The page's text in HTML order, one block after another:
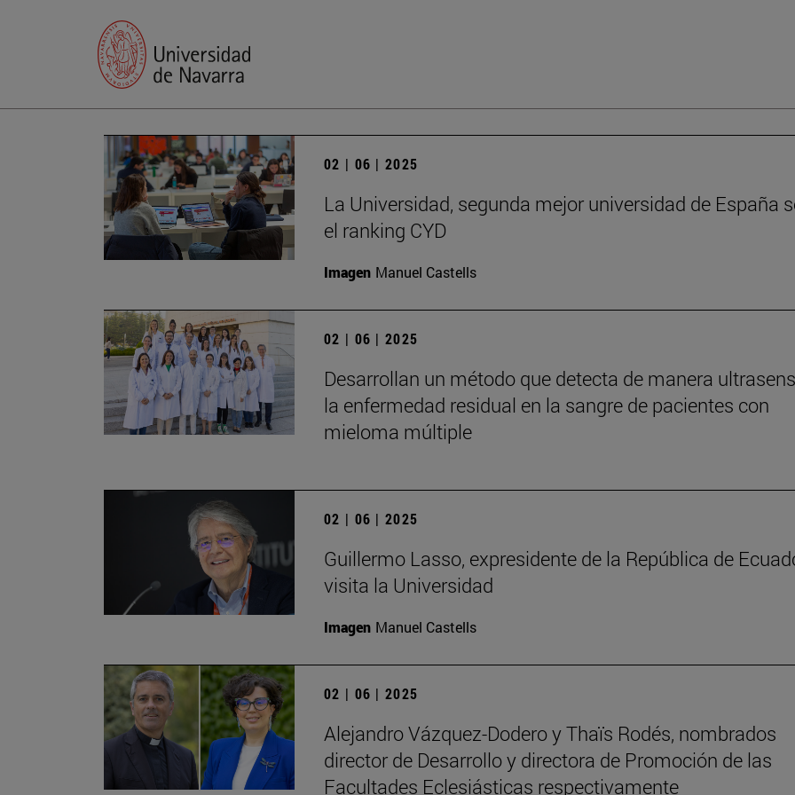
02 | 06 | 2025
La Universidad, segunda mejor universidad de España
el ranking CYD
Imagen Manuel Castells
02 | 06 | 2025
Desarrollan un método que detecta de manera
la enfermedad residual en la sangre de pacientes con
mieloma múltiple
02 | 06 | 2025
Guillermo Lasso, expresidente de la República de
visita la Universidad
Imagen Manuel Castells
02 | 06 | 2025
Alejandro Vázquez-Dodero y Thaïs Rodés, nombrados
director de Desarrollo y directora de Promoción de las
Facultades Eclesiásticas respectivamente